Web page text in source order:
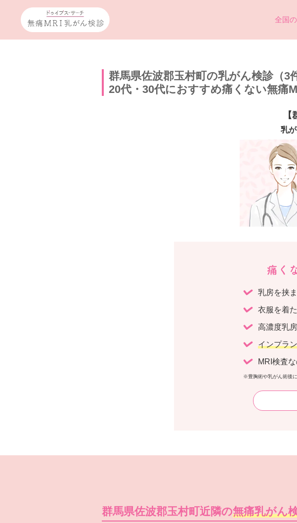
全国
群馬県佐波郡玉村町の乳がん検診（3
20代・30代におすすめ痛くない無痛
乳
痛く
乳房を挟
衣服を着
高濃度乳
インプラ
MRI検査
※豊胸術や乳がん術後に
群馬県佐波郡玉村町近隣の無痛乳がん